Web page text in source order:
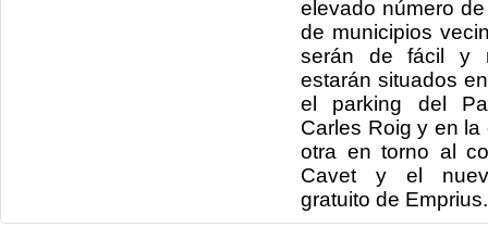
elevado número
de municipios
serán de fácil y
estarán situados
el parking del
Carles Roig y en
otra en torno al
Cavet y el
gratuito de Emprius.